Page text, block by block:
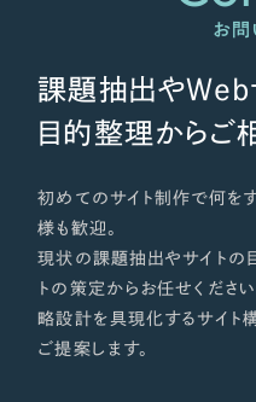
お問
課題抽出やWeb
目的整理からご
初めてのサイト制作で何を
様も歓迎。
現状の課題抽出やサイトの
トの策定からお任せくださ
略設計を具現化するサイト
ご提案します。